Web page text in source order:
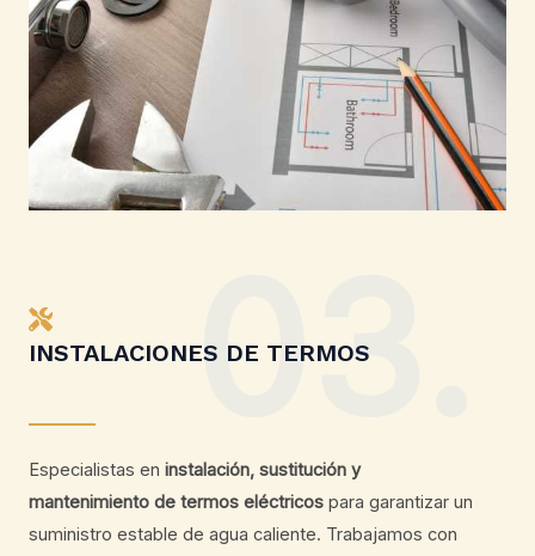
INSTALACIONES DE TERMOS
03.
Especialistas en instalación, sustitución y
mantenimiento de termos eléctricos para garantizar un
suministro estable de agua caliente. Trabajamos con